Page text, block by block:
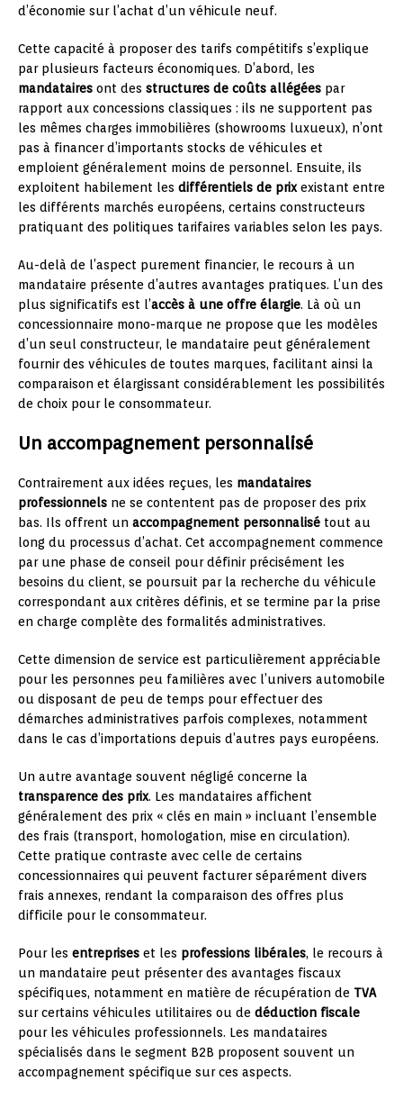
d’économie sur l’achat d’un véhicule neuf.
Cette capacité à proposer des tarifs compétitifs s’explique
par plusieurs facteurs économiques. D’abord, les
mandataires ont des structures de coûts allégées par
rapport aux concessions classiques : ils ne supportent pas
les mêmes charges immobilières (showrooms luxueux), n’ont
pas à financer d’importants stocks de véhicules et
emploient généralement moins de personnel. Ensuite, ils
exploitent habilement les différentiels de prixexistant entre
les différents marchés européens, certains constructeurs
pratiquant des politiques tarifaires variables selon les pays.
Au-delà de l’aspect purement financier, le recours à un
mandataire présente d’autres avantages pratiques. L’un des
plus significatifs est l’accès à une offre élargie. Là où un
concessionnaire mono-marque ne propose que les modèles
d’un seul constructeur, le mandataire peut généralement
fournir des véhicules de toutes marques, facilitant ainsi la
comparaison et élargissant considérablement les possibilités
de choix pour le consommateur.
Un accompagnement personnalisé
Contrairement aux idées reçues, les mandataires
professionnels ne se contentent pas de proposer des prix
bas. Ils offrent un accompagnement personnalisé tout au
long du processus d’achat. Cet accompagnement commence
par une phase de conseil pour définir précisément les
besoins du client, se poursuit par la recherche du véhicule
correspondant aux critères définis, et se termine par la prise
en charge complète des formalités administratives.
Cette dimension de service est particulièrement appréciable
pour les personnes peu familières avec l’univers automobile
ou disposant de peu de temps pour effectuer des
démarches administratives parfois complexes, notamment
dans le cas d’importations depuis d’autres pays européens.
Un autre avantage souvent négligé concerne la
transparence des prix. Les mandataires affichent
généralement des prix « clés en main » incluant l’ensemble
des frais (transport, homologation, mise en circulation).
Cette pratique contraste avec celle de certains
concessionnaires qui peuvent facturer séparément divers
frais annexes, rendant la comparaison des offres plus
difficile pour le consommateur.
Pour les entreprises et les professions libérales, le recours à
un mandataire peut présenter des avantages fiscaux
spécifiques, notamment en matière de récupération de TVA
sur certains véhicules utilitaires ou de déduction fiscale
pour les véhicules professionnels. Les mandataires
spécialisés dans le segment B2B proposent souvent un
accompagnement spécifique sur ces aspects.